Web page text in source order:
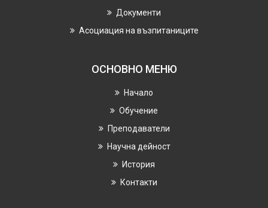
Документи
Асоциация на възпитаниците
ОСНОВНО МЕНЮ
Начало
Обучение
Преподаватели
Научнa дейност
История
Контакти